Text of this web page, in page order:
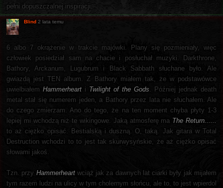
pełni dopuszczalnej inspiracji.
Blind 2 lata temu
6 albo 7 okrążenie w trakcie majówki. Plany się pozmieniały, więc
człowiek posiedział sam na chacie i posłuchał muzyki. Darkthrone,
Bathory, Arckanum, Lugubrum i Black Sabbath słuchane było. Ale
gwiazdą jest TEN album. Z Bathory miałem tak, że w podstawówce
uwielbiałem Hammerheart i Twilight of the Gods. Później jednak death
metal stał się numerem jeden, a Bathory przez lata nie słuchałem. Ale
do czego zmierzam. Ano do tego, że na ten moment chyba płyty 1-3
lepiej mi wchodzą niż te wikingowe. Jaką atmosferę ma The Return......
to aż ciężko opisać. Bestialską i duszną. O, taką. Jak gitara w Total
Destruction wchodzi to to jest tak skurwysyńskie, że aż ciężko opisać
słowami jakoś.
Tzn. przy Hammerheartwciąż jak za dawnych lat ciarki były jak mijałem
tym razem ludzi na ulicy w tym cholernym słońcu, ale to, to jest wpierdol